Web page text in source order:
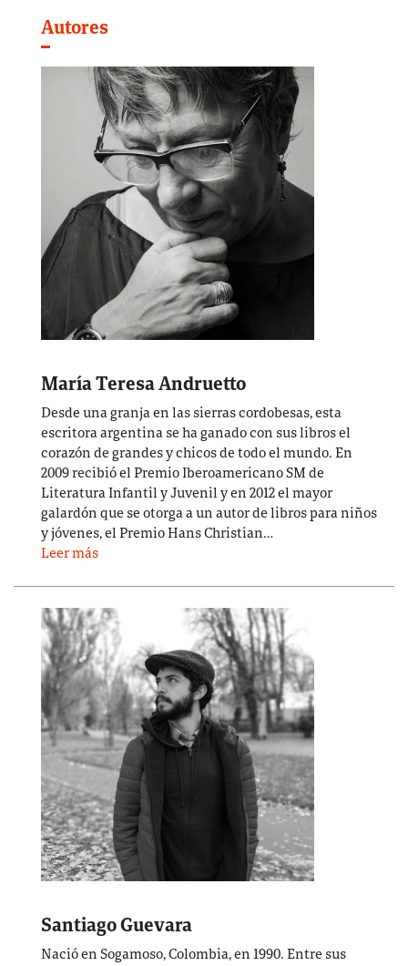
Autores
María Teresa Andruetto
Desde una granja en las sierras cordobesas, esta
escritora argentina se ha ganado con sus libros el
corazón de grandes y chicos de todo el mundo. En
2009 recibió el Premio Iberoamericano SM de
Literatura Infantil y Juvenil y en 2012 el mayor
galardón que se otorga a un autor de libros para niños
y jóvenes, el Premio Hans Christian…
Leer más
Santiago Guevara
Nació en Sogamoso, Colombia, en 1990. Entre sus